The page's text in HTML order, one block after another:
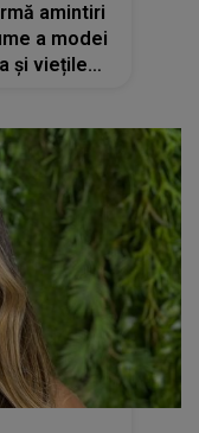
amintiri
a modei
și viețile